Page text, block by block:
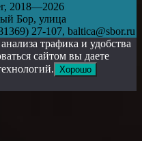
2018—2026
Бор, улица
27-107, baltica@sbor.ru
трафика и удобства
сайтом вы даете
Хорошо